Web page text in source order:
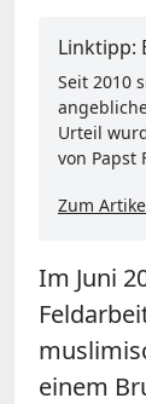
Linktipp:
Seit 2010
Urteil
von Papst
Zum
Im Juni
einem